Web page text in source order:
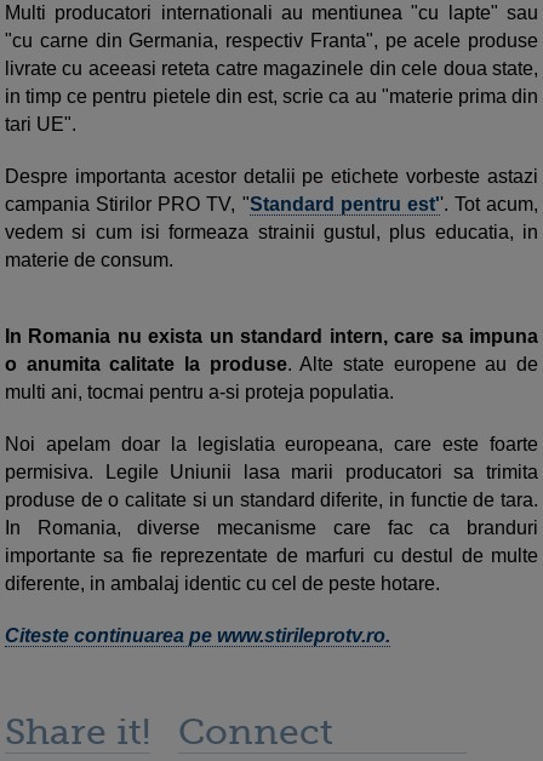
Multi producatori internationali au mentiunea "cu lapte" sau
"cu carne din Germania, respectiv Franta", pe acele produse
livrate cu aceeasi reteta catre magazinele din cele doua state,
in timp ce pentru pietele din est, scrie ca au "materie prima din
tari UE".
Despre importanta acestor detalii pe etichete vorbeste astazi
campania Stirilor PRO TV, "Standard pentru est''. Tot acum,
vedem si cum isi formeaza strainii gustul, plus educatia, in
materie de consum.
In Romania nu exista un standard intern, care sa impuna
o anumita calitate la produse. Alte state europene au de
multi ani, tocmai pentru a-si proteja populatia.
Noi apelam doar la legislatia europeana, care este foarte
permisiva. Legile Uniunii lasa marii producatori sa trimita
produse de o calitate si un standard diferite, in functie de tara.
In Romania, diverse mecanisme care fac ca branduri
importante sa fie reprezentate de marfuri cu destul de multe
diferente, in ambalaj identic cu cel de peste hotare.
Citeste continuarea pe www.stirileprotv.ro.
Share it! Connect